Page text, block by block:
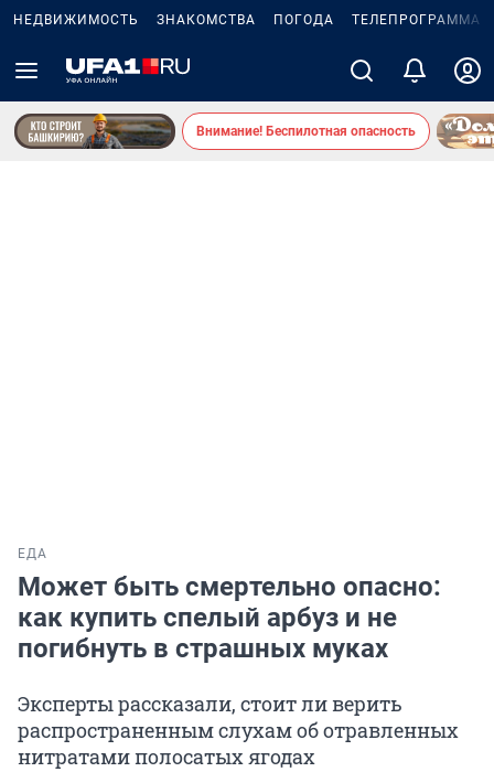
НЕДВИЖИМОСТЬ ЗНАКОМСТВА ПОГОДА ТЕЛЕПРОГРАММА
Внимание! Беспилотная опасность
ЕДА
Может быть смертельно опасно:
как купить спелый арбуз и не
погибнуть в страшных муках
Эксперты рассказали, стоит ли верить
распространенным слухам об отравленных
нитратами полосатых ягодах